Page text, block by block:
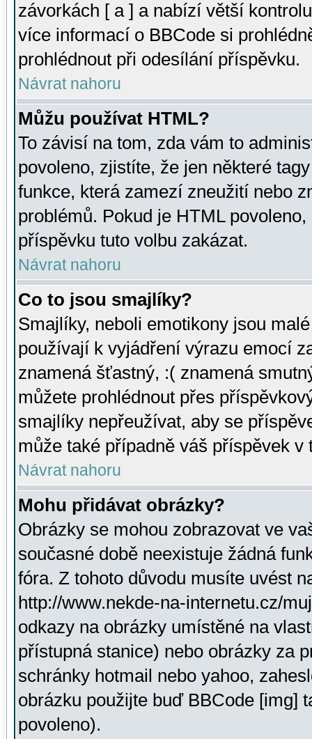
závorkách [ a ] a nabízí větší
více informací o BBCode si
prohlédnout při odesílání příspěvku.
Návrat nahoru
Můžu používat HTML?
To závisí na tom, zda vám to
povoleno, zjistíte, že jen některé
funkce, která zamezí zneužití nebo
problémů. Pokud je HTML
příspěvku tuto volbu zakázat.
Návrat nahoru
Co to jsou smajlíky?
Smajlíky, neboli emotikony jsou
používají k vyjádření výrazu emocí
znamená šťastný, :( znamená
můžete prohlédnout přes
smajlíky nepřeužívat, aby se
může také případně váš příspěvek v
Návrat nahoru
Mohu přidávat obrázky?
Obrázky se mohou zobrazovat ve
současné době neexistuje žádná
fóra. Z tohoto důvodu musíte uvést
http://www.nekde-na-internetu.cz/
odkazy na obrázky umístěné na
přístupná stanice) nebo obrázky za
schránky hotmail nebo yahoo,
obrázku použijte buď BBCode [img]
povoleno).